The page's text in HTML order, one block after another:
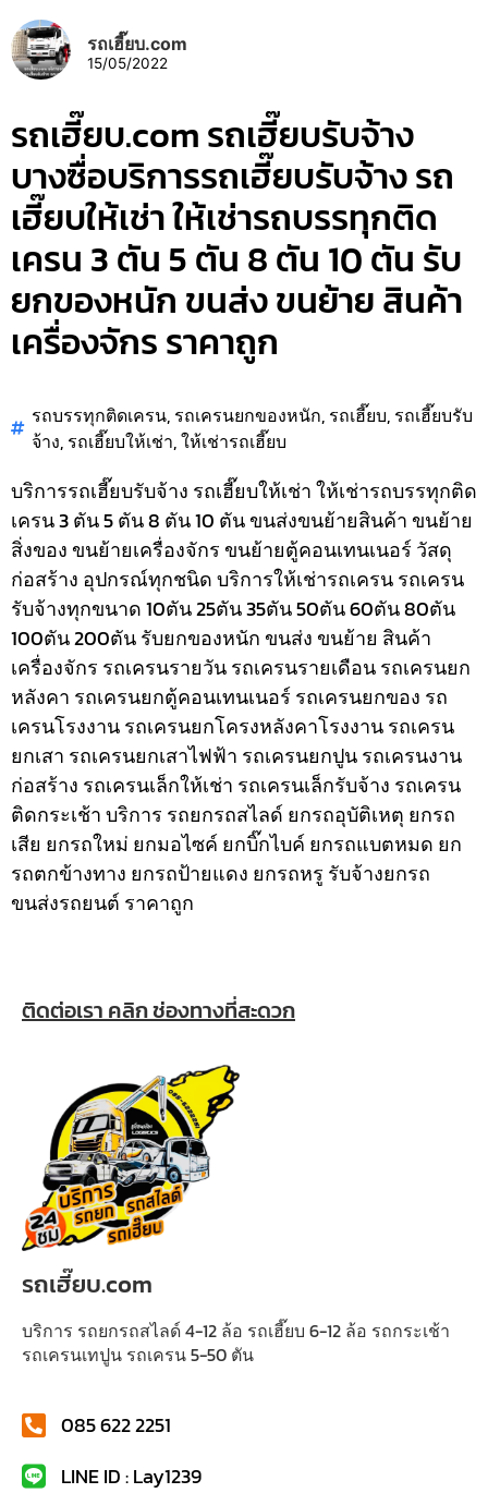
รถเฮี๊ยบ.com
15/05/2022
รถเฮี๊ยบ.com รถเฮี๊ยบรับจ้าง
บางซื่อบริการรถเฮี๊ยบรับจ้าง รถ
เฮี๊ยบให้เช่า ให้เช่ารถบรรทุกติด
เครน 3 ตัน 5 ตัน 8 ตัน 10 ตัน รับ
ยกของหนัก ขนส่ง ขนย้าย สินค้า
เครื่องจักร ราคาถูก
รถบรรทุกติดเครน, รถเครนยกของหนัก, รถเฮี๊ยบ, รถเฮี๊ยบรับ
จ้าง, รถเฮี๊ยบให้เช่า,ให้เช่ารถเฮี๊ยบ
บริการรถเฮี๊ยบรับจ้าง รถเฮี๊ยบให้เช่า ให้เช่ารถบรรทุกติด
เครน 3 ตัน 5 ตัน 8 ตัน 10 ตัน ขนส่งขนย้ายสินค้า ขนย้าย
สิ่งของ ขนย้ายเครื่องจักร ขนย้ายตู้คอนเทนเนอร์ วัสดุ
ก่อสร้าง อุปกรณ์ทุกชนิดบริการให้เช่ารถเครน รถเครน
รับจ้างทุกขนาด 10ตัน 25ตัน 35ตัน 50ตัน 60ตัน 80ตัน
100ตัน 200ตัน รับยกของหนัก ขนส่ง ขนย้าย สินค้า
เครื่องจักร รถเครนรายวัน รถเครนรายเดือน รถเครนยก
หลังคา รถเครนยกตู้คอนเทนเนอร์ รถเครนยกของ รถ
เครนโรงงาน รถเครนยกโครงหลังคาโรงงาน รถเครน
ยกเสา รถเครนยกเสาไฟฟ้า รถเครนยกปูน รถเครนงาน
ก่อสร้าง รถเครนเล็กให้เช่า รถเครนเล็กรับจ้าง รถเครน
ติดกระเช้าบริการ รถยกรถสไลด์ ยกรถอุบัติเหตุ ยกรถ
เสีย ยกรถใหม่ ยกมอไซค์ ยกบิ๊กไบค์ ยกรถแบตหมด ยก
รถตกข้างทาง ยกรถป้ายแดง ยกรถหรู รับจ้างยกรถ
ขนส่งรถยนต์ ราคาถูก
ติดต่อเรา คลิก ช่องทางที่สะดวก
รถเฮี๊ยบ.com
บริการ รถยกรถสไลด์ 4-12 ล้อ รถเฮี๊ยบ 6-12 ล้อ รถกระเช้า
รถเครนเทปูน รถเครน 5-50 ตัน
085 622 2251
LINE ID : Lay1239